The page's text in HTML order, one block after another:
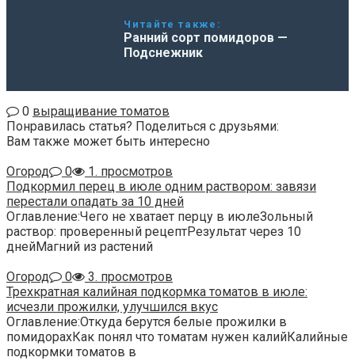
Читайте также:
Ранний сорт помидоров —
Подснежник
0 выращивание томатов
Понравилась статья? Поделиться с друзьями:
Вам также может быть интересно
Огород
0
1. просмотров
Подкормил перец в июле одним раствором: завязи
перестали опадать за 10 дней
Оглавление:Чего не хватает перцу в июлеЗольный
раствор: проверенный рецептРезультат через 10
днейМагний из растений
Огород
0
3. просмотров
Трехкратная калийная подкормка томатов в июле:
исчезли прожилки, улучшился вкус
Оглавление:Откуда берутся белые прожилки в
помидорахКак понял что томатам нужен калийКалийные
подкормки томатов в